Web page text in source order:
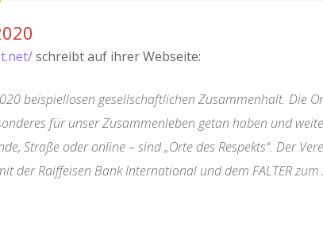
schreibt auf ihrer Webseite:
beispiellosen gesellschaftlichen Zusammenhalt. Die
für unser Zusammenleben getan haben und
Straße oder online – sind „Orte des Respekts“. Der
der Raiffeisen Bank International und dem FALTER zum